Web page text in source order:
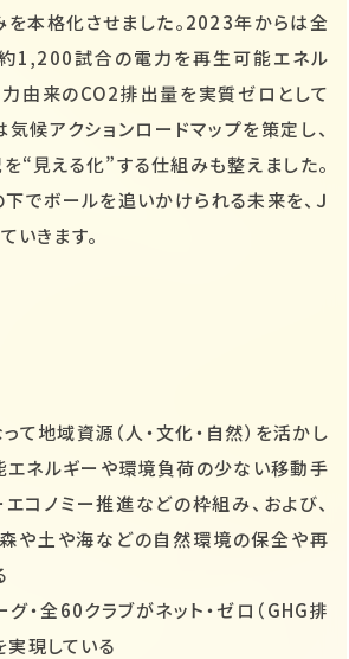
本格化させました。2023年からは全
試合の電力を再生可能エネル
力由来のCO2排出量を実質ゼロとして
候アクションロードマップを策定し、
“見える化”する仕組みも整えました。
でボールを追いかけられる未来を、Ｊ
いきます。
て地域資源（人・文化・自然）を活かし
エネルギーや環境負荷の少ない移動手
コノミー推進などの枠組み、および、
や土や海などの自然環境の保全や再
グ・全60クラブがネット・ゼロ（GHG排
実現している